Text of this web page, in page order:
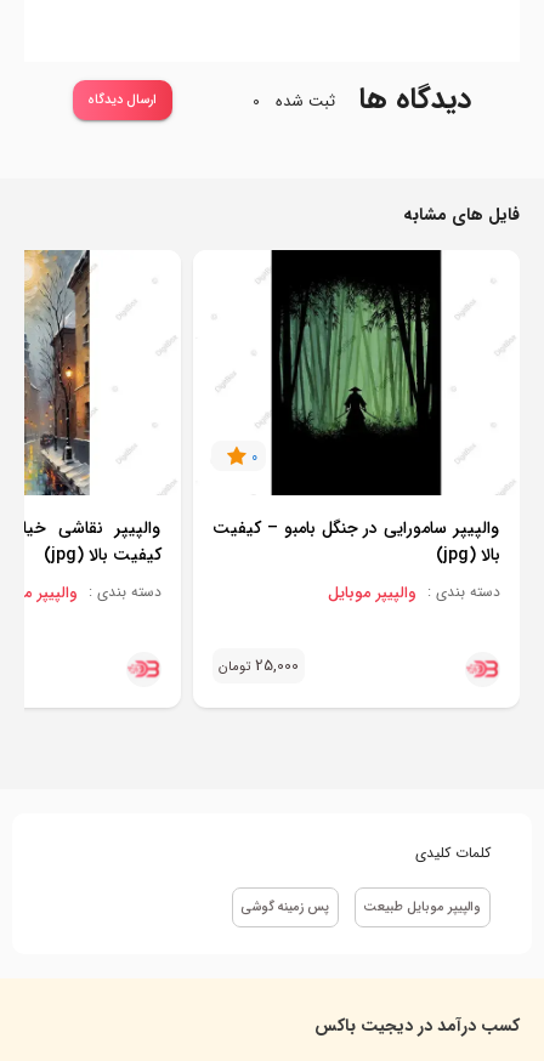
دیدگاه ها ثبت شده 0 ارسال دیدگاه
فایل های مشابه
0
والپیپر سامورایی در جنگل بامبو – کیفیت
بالا (jpg)
دسته بندی : والپیپر موبایل
25,000 تومان
والپیپر نقاشی
کیفیت بالا (jpg)
دسته بندی : والپیپر
کلمات کلیدی
والپیپر موبایل طبیعت پس زمینه گوشی
کسب درآمد در دیجیت باکس